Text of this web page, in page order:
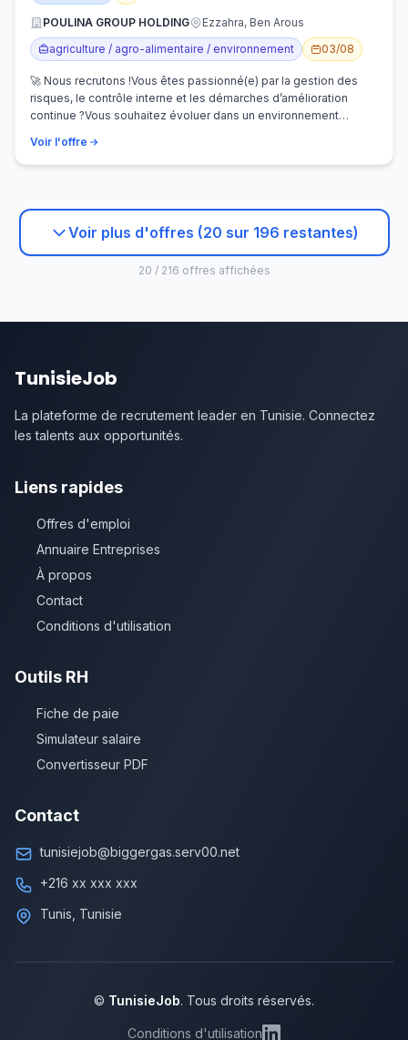
POULINA GROUP HOLDING
Ezzahra, Ben Arous
agriculture / agro-alimentaire / environnement
03/08
🚀 Nous recrutons !Vous êtes passionné(e) par la gestion des
risques, le contrôle interne et les démarches d’amélioration
continue ?Vous souhaitez évoluer dans un environnement
Voir l'offre
Voir plus d'offres (20 sur 196 restantes)
20 / 216 offres affichées
TunisieJob
La plateforme de recrutement leader en Tunisie. Connectez
les talents aux opportunités.
Liens rapides
Offres d'emploi
Annuaire Entreprises
À propos
Contact
Conditions d'utilisation
Outils RH
Fiche de paie
Simulateur salaire
Convertisseur PDF
Contact
tunisiejob@biggergas.serv00.net
+216 xx xxx xxx
Tunis, Tunisie
© TunisieJob. Tous droits réservés.
Conditions d'utilisation